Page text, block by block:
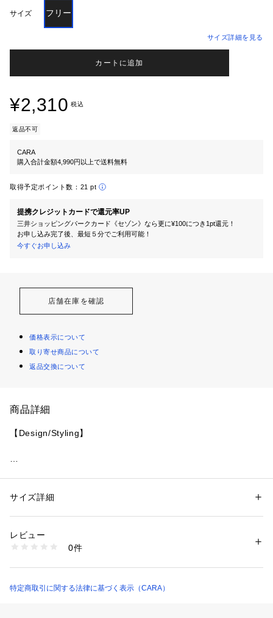
サイズ フリー
サイズ詳細を見る
カートに追加
¥2,310 税込
返品不可
CARA
購入合計金額4,990円以上で送料無料
取得予定ポイント数： 21 pt
提携クレジットカードで還元率UP
三井ショッピングパークカード《セゾン》なら更に¥100につき1pt還元！
お申し込み完了後、最短５分でご利用可能！
今すぐお申し込み
店舗在庫を確認
価格表示について
取り寄せ商品について
返品交換について
商品詳細
【取扱注意事項】
撮影時の照明などの影響で、実際の色味と若干異なって見える
性別：レディース
商品番号：
M470 （ショップ）
サイズ詳細
レビュー
0件
特定商取引に関する法律に基づく表示（CARA）